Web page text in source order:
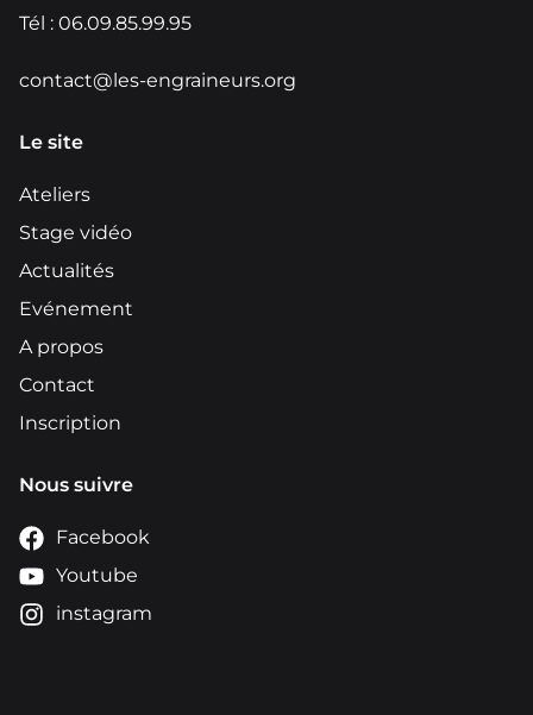
Tél : 06.09.85.99.95
contact@les-engraineurs.org
Le site
Ateliers
Stage vidéo
Actualités
Evénement
A propos
Contact
Inscription
Nous suivre
Facebook
Youtube
instagram